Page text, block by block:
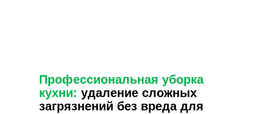
Профессиональная уборка
кухни: удаление сложных
загрязнений без вреда для